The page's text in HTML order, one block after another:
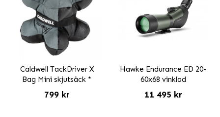
Caldwell TackDriver X
Bag Mini skjutsäck *
799 kr
Hawke Endurance ED 20-
60x68 vinklad
11 495 kr